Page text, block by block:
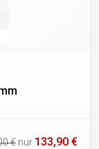
€ nur 133,90 €